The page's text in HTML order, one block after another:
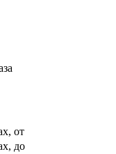
от
до